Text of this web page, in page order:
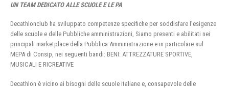
UN TEAM DEDICATO ALLE SCUOLE E LE PA
Decathlonclub ha sviluppato competenze specifiche per soddisfare l’esigenze
delle scuole e delle Pubbliche amministrazioni, Siamo presenti e abilitati nei
principali marketplace della Pubblica Amministrazione e in particolare sul
MEPA di Consip, nei seguenti bandi: BENI: ATTREZZATURE SPORTIVE,
MUSICALI E RICREATIVE
Decathlon è vicino ai bisogni delle scuole italiane e, consapevole delle